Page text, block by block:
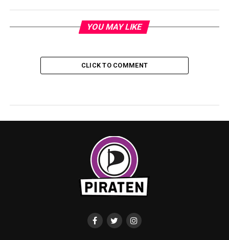
YOU MAY LIKE
CLICK TO COMMENT